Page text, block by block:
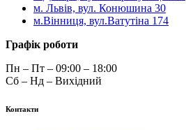
м. Львів, вул. Конюшина 30
м.Вінниця, вул.Ватутіна 174
Графік роботи
Пн – Пт – 09:00 – 18:00
Сб – Нд – Вихідний
Контакти